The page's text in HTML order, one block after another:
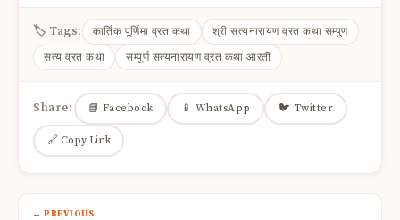
🏷 Tags: कार्तिक पूर्णिमा व्रत कथा
श्री सत्यनारायण व्रत कथा सम्पुण
सत्य व्रत कथा
सम्पूर्ण सत्यनारायण व्रत कथा आरती
Share: 📘 Facebook 📱 WhatsApp 🐦 Twitter
🔗 Copy Link
← PREVIOUS